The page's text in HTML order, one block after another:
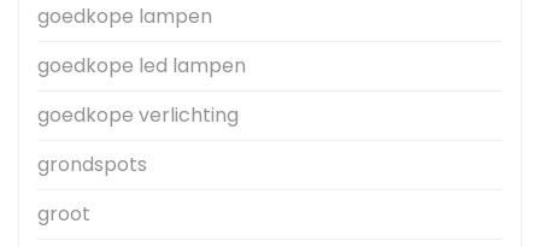
goedkope lampen
goedkope led lampen
goedkope verlichting
grondspots
groot